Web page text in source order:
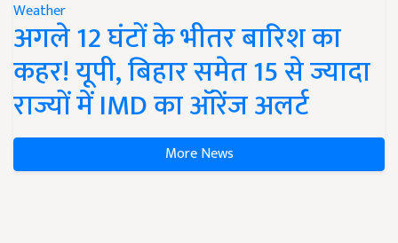
Weather
अगले 12 घंटों के भीतर बारिश का
कहर! यूपी, बिहार समेत 15 से ज्यादा
राज्यों में IMD का ऑरेंज अलर्ट
More News